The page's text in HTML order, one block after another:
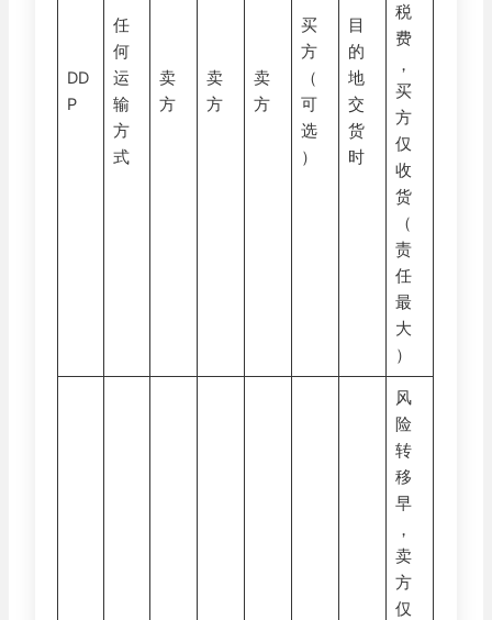
DD
P
任
何
运
输
方
式
卖
方
卖
方
卖
方
买
方
（
可
选
）
目
的
地
交
货
时
税
费
，
买
方
仅
收
货
（
责
任
最
大
）
风
险
转
移
早
，
卖
方
仅